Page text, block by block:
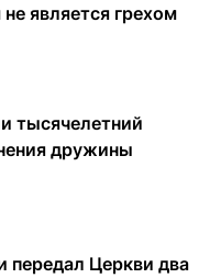
является грехом
тысячелетний
дружины
передал Церкви два